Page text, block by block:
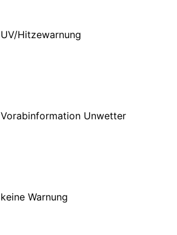
UV/Hitzewarnung
Vorabinformation Unwetter
keine Warnung